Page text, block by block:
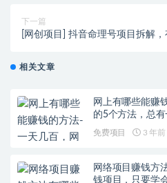
下一篇
[网创项目] 抖音命理号项目拆解
相关文章
网上有哪些能赚
的5个方法，总有
免费项目 3 年前
网络项目赚钱方
钱项目，只要学